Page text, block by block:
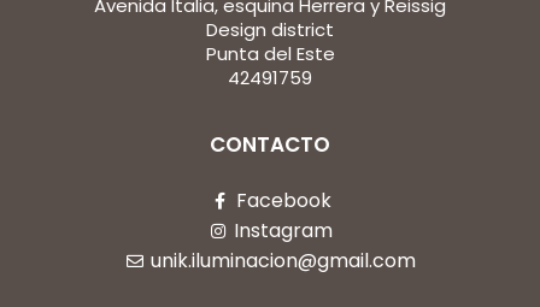
Avenida Italia, esquina Herrera y Reissig
Design district
Punta del Este
42491759
CONTACTO
Facebook
Instagram
unik.iluminacion@gmail.com